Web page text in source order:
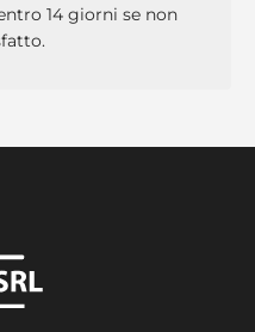
14 giorni se non